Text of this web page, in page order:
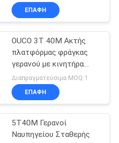
ηλεκτρική για βαρέων
καθηκόντων
ΕΠΑΦΉ
OUCO 3T 40M Ακτής
πλατφόρμας φράγκας
γερανού με κινητήρα
ντίζελ
Διαπραγματεύσιμα MOQ:1
ΕΠΑΦΉ
5T40M Γερανοί
Ναυπηγείου Σταθερής